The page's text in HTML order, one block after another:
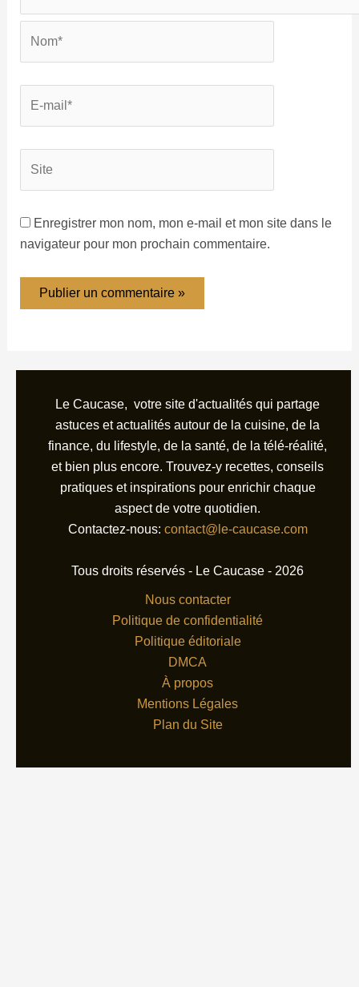
Enregistrer mon nom, mon e-mail et mon site dans le
navigateur pour mon prochain commentaire.
Le Caucase, votre site d'actualités qui partage
astuces et actualités autour de la cuisine, de la
finance, du lifestyle, de la santé, de la télé-réalité,
et bien plus encore. Trouvez-y recettes, conseils
pratiques et inspirations pour enrichir chaque
aspect de votre quotidien.
Contactez-nous: contact@le-caucase.com
Tous droits réservés - Le Caucase - 2026
Nous contacter
Politique de confidentialité
Politique éditoriale
DMCA
À propos
Mentions Légales
Plan du Site